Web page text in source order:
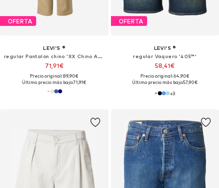
OFERTA
LEVI'S ®
regular Pantalón chino 'XX Chino Authentic Relaxed'
71,91€
Precio original: 89,90€
Último precio más bajo:71,91€
OFERTA
LEVI'S ®
regular Vaquero '405™'
58,41€
Precio original: 64,90€
Último precio más bajo:57,90€
+3